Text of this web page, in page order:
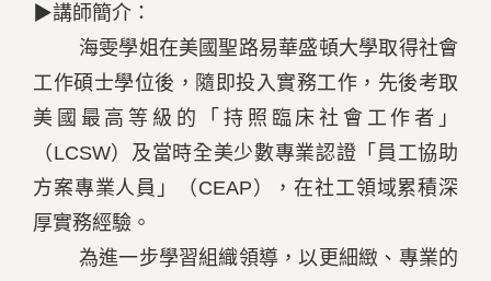
▶講師簡介：
海雯學姐在美國聖路易華盛頓大學取得社會
工作碩士學位後，隨即投入實務工作，先後考取
美國最高等級的「持照臨床社會工作者」
（LCSW）及當時全美少數專業認證「員工協助
方案專業人員」（CEAP），在社工領域累積深
厚實務經驗。
為進一步學習組織領導，以更細緻、專業的